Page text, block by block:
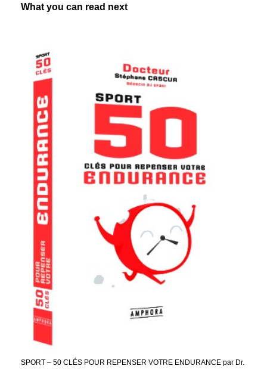
What you can read next
SPORT – 50 CLÉS POUR REPENSER VOTRE ENDURANCE par Dr.